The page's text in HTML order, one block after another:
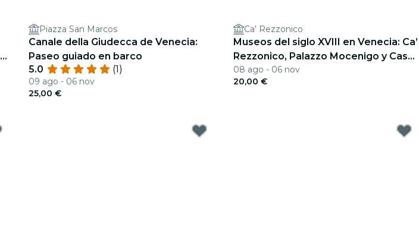
Piazza San Marcos
Canale della Giudecca de Venecia:
Paseo guiado en barco
5.0
(1)
09 ago - 06 nov
25,00 €
Ca' Rezzonico
Museos del siglo XVIII en Venecia: Ca’
Rezzonico, Palazzo Mocenigo y Casa
Goldoni
08 ago - 06 nov
20,00 €